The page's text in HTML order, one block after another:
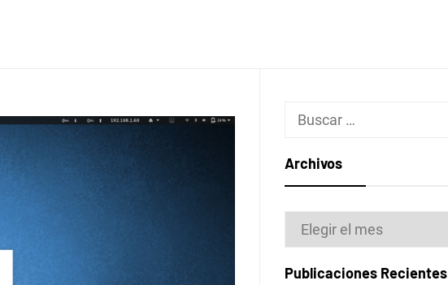
Buscar:
Archivos
Archivos
Publicaciones Recientes